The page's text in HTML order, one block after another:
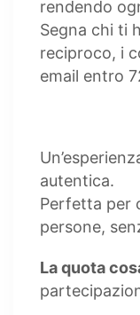
rendendo
Segna chi ti
reciproco, i
email entro
autentica.
Perfetta per
persone,
La quota